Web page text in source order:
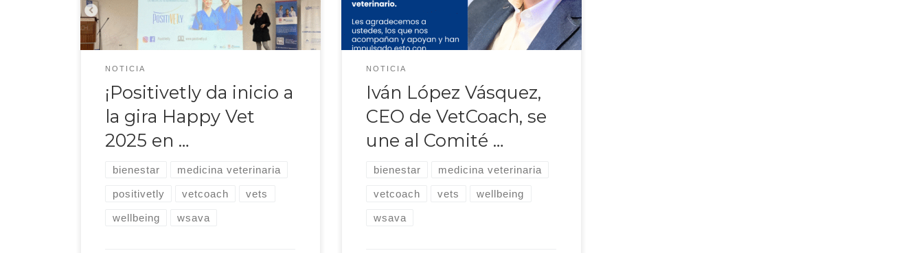
promueve el bienestar emocional y
el optimismo entre estudiantes de
Medicina Veterinaria en diversas
esta […]
NOTICIA
¡Positivetly da inicio a
la gira Happy Vet
2025 en …
bienestar medicina veterinaria
positivetly vetcoach vets
wellbeing wsava
Animales (WSAVA), marcando un
importante hito para la
representación latinoamericana en
bienestar profesional veterinario. […]
NOTICIA
Iván López Vásquez,
CEO de VetCoach, se
une al Comité …
bienestar medicina veterinaria
vetcoach vets wellbeing
wsava